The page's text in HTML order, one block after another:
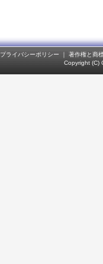
プライバシーポリシー ｜ 著作権と商
Copyright (C)